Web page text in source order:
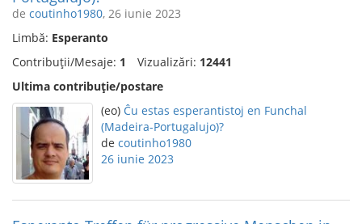
de coutinho1980, 26 iunie 2023
Limbă: Esperanto
Contribuții/Mesaje: 1 Vizualizări: 12441
Ultima contribuție/postare
(eo) Ĉu estas esperantistoj en Funchal
(Madeira-Portugalujo)?
de coutinho1980
26 iunie 2023